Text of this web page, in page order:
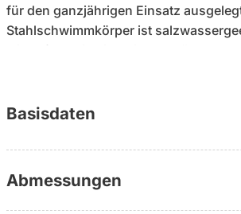
für den ganzjährigen Einsatz
Stahlschwimmkörper ist
winterfest, die biologische Kläranlage
dauerhaft nutzbar.
(En Suite). Kein geteiltes Bad, keine
Basisdaten
Abmessungen